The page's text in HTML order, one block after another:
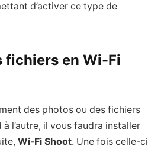
d’activer ce type de
fichiers en Wi-Fi
des photos ou des fichiers
à l’autre, il vous faudra installer
Wi-Fi Shoot. Une fois celle-ci